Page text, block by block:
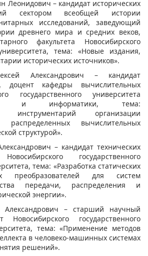
Леонидович – кандидат исторических
сектором всеобщей истории
исследований, заведующий
древнего мира и средних веков,
факультета Новосибирского
тема: «Новые издания,
исторических источников».
Александрович – кандидат
доцент кафедры вычислительных
государственного университета
и информатики, тема:
инструментарий организации
распределенных вычислительных
структурой».
– кандидат технических
государственного
тема: «Разработка статических
преобразователей для систем
передачи, распределения и
энергии».
– старший научный
Новосибирского государственного
тема: «Применение методов
в человеко-машинных системах
решений».